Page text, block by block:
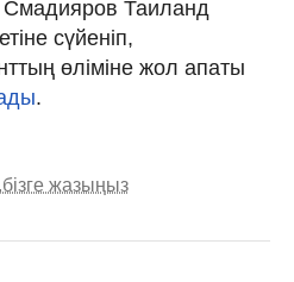
Смадияров Таиланд
сүйеніп,
өліміне жол апаты
.
бізге жазыңыз